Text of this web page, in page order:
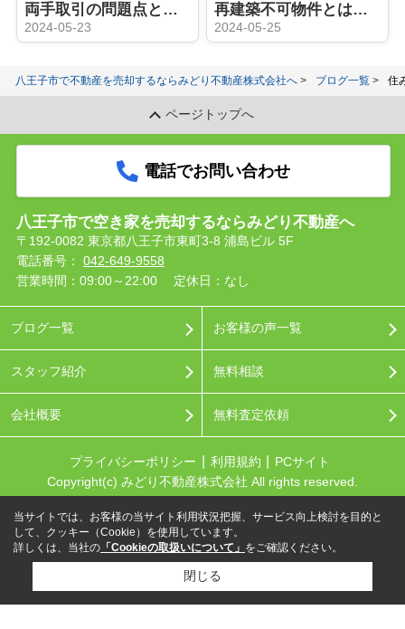
両手取引の問題点とその対策：「囲い込み」って？？
2024-05-23
再建築不可物件とは？その特徴とリスクを徹底解説
2024-05-25
八王子市で不動産を売却するならみどり不動産株式会社へ ブログ一覧 住
ページトップへ
電話でお問い合わせ
八王子市で空き家を売却するならみどり不動産へ
〒192-0082 東京都八王子市東町3-8 浦島ビル 5F
電話番号： 042-649-9558
営業時間：09:00～22:00
定休日：なし
ブログ一覧
スタッフ紹介
会社概要
お客様の声一覧
無料相談
無料査定依頼
プライバシーポリシー 利用規約
PCサイト
Copyright(c) みどり不動産株式会社 All rights reserved.
当サイトでは、お客様の当サイト利用状況把握、サービス向上検討を目的と
して、クッキー（Cookie）を使用しています。
詳しくは、当社の 「Cookieの取扱いについて」 をご確認ください。
閉じる